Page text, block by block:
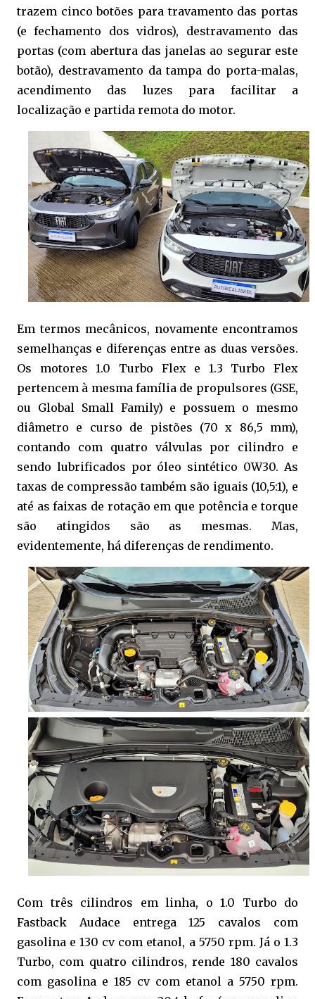
trazem cinco botões para travamento das portas
(e fechamento dos vidros), destravamento das
portas (com abertura das janelas ao segurar este
botão), destravamento da tampa do porta-malas,
acendimento das luzes para facilitar a
localização e partida remota do motor.
Em termos mecânicos, novamente encontramos
semelhanças e diferenças entre as duas versões.
Os motores 1.0 Turbo Flex e 1.3 Turbo Flex
pertencem à mesma família de propulsores (GSE,
ou Global Small Family) e possuem o mesmo
diâmetro e curso de pistões (70 x 86,5 mm),
contando com quatro válvulas por cilindro e
sendo lubrificados por óleo sintético 0W30. As
taxas de compressão também são iguais (10,5:1), e
até as faixas de rotação em que potência e torque
são atingidos são as mesmas. Mas,
evidentemente, há diferenças de rendimento.
Com três cilindros em linha, o 1.0 Turbo do
Fastback Audace entrega 125 cavalos com
gasolina e 130 cv com etanol, a 5750 rpm. Já o 1.3
Turbo, com quatro cilindros, rende 180 cavalos
com gasolina e 185 cv com etanol a 5750 rpm.